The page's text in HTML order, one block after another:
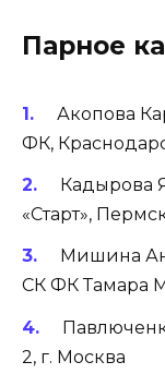
Парное
Акопова
ФК,
Кадырова
«Старт»,
Мишина
СК ФК Тамара
2, г. Москва